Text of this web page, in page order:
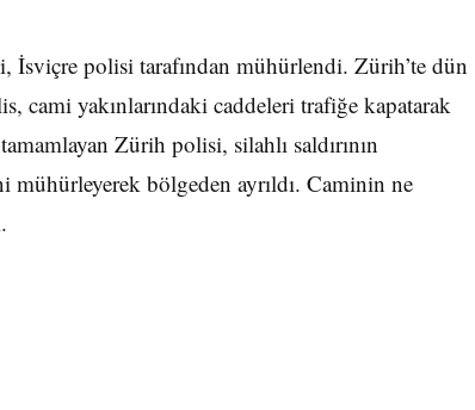
İsviçre polisi tarafından mühürlendi. Zürih’te dün
cami yakınlarındaki caddeleri trafiğe kapatarak
Zürih polisi, silahlı saldırının
bölgeden ayrıldı. Caminin ne